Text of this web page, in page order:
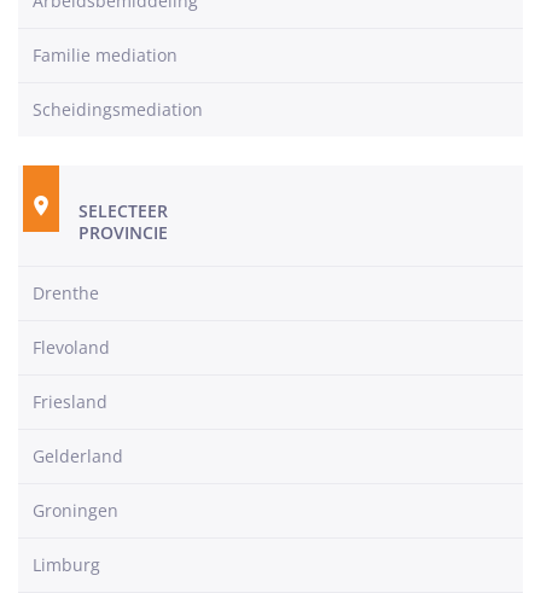
Familie mediation
Scheidingsmediation
SELECTEER
PROVINCIE
Drenthe
Flevoland
Friesland
Gelderland
Groningen
Limburg